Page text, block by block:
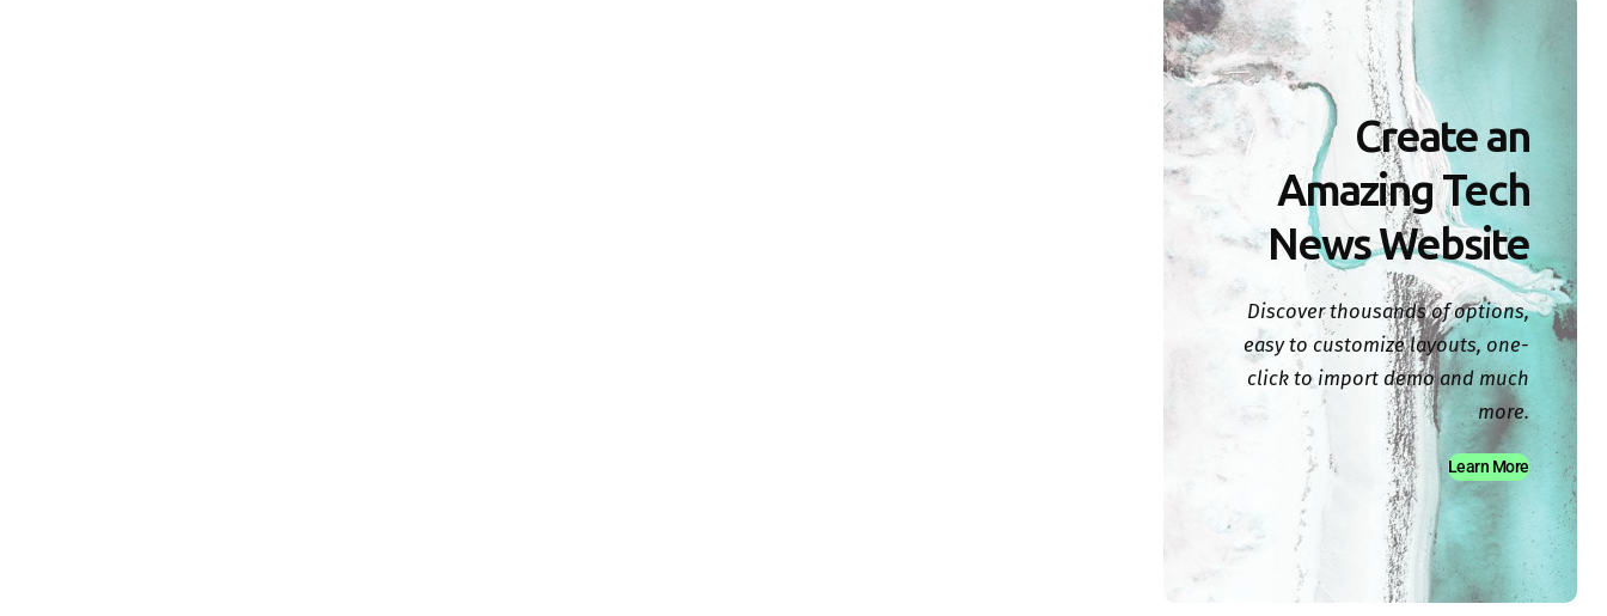
Create an
Amazing Tech
News Website
Discover thousands of options,
easy to customize layouts, one-
click to import demo and much
more.
Learn More